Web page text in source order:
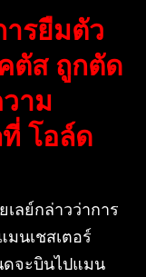
รยืมตัว
ตัส ถูกตัด
าม
โอล์ด
ลย์กล่าวว่าการ
มนเชสเตอร์
ดจะบินไปแมน